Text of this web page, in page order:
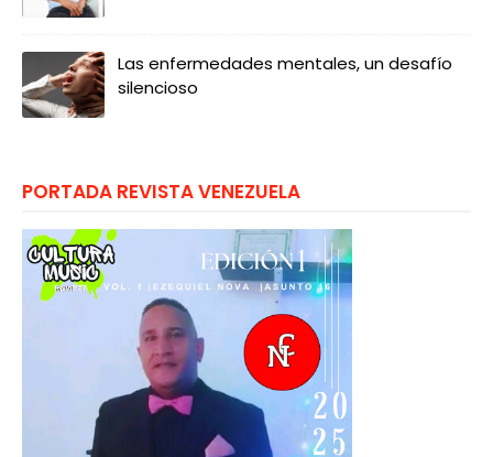
Las enfermedades mentales, un desafío
silencioso
PORTADA REVISTA VENEZUELA